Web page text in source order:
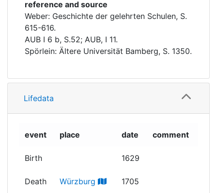
reference and source
Weber: Geschichte der gelehrten Schulen, S.
615-616.
AUB I 6 b, S.52; AUB, I 11.
Spörlein: Ältere Universität Bamberg, S. 1350.
Lifedata
event place date comment
Birth 1629
Death Würzburg 1705